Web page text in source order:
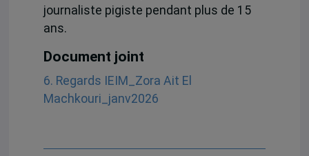
journaliste pigiste pendant plus de 15
ans.
Document joint
6. Regards IEIM_Zora Ait El
Machkouri_janv2026